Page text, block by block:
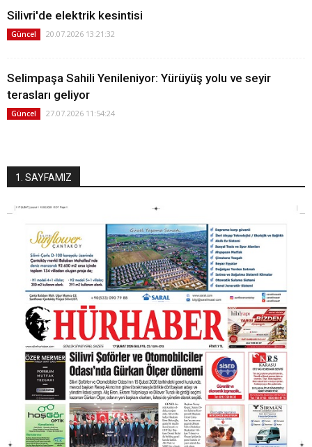
Silivri'de elektrik kesintisi
Güncel 20.07.2026 13:21:32
Selimpaşa Sahili Yenileniyor: Yürüyüş yolu ve seyir
terasları geliyor
Güncel 27.07.2026 11:54:24
1. SAYFAMIZ